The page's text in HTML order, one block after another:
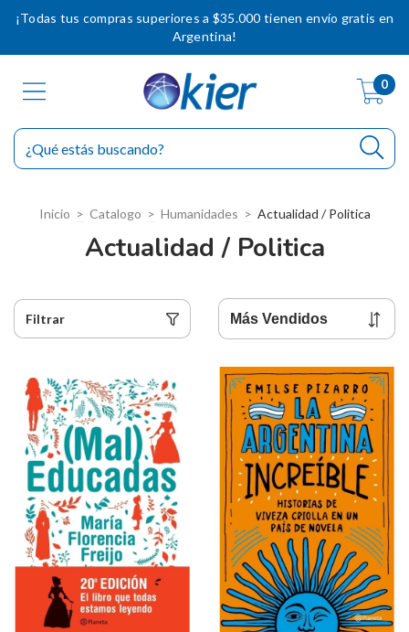
¡Todas tus compras superiores a $35.000 tienen envío gratis en
Argentina!
0
Inicio > Catalogo > Humanidades > Actualidad / Politica
Actualidad / Politica
Filtrar